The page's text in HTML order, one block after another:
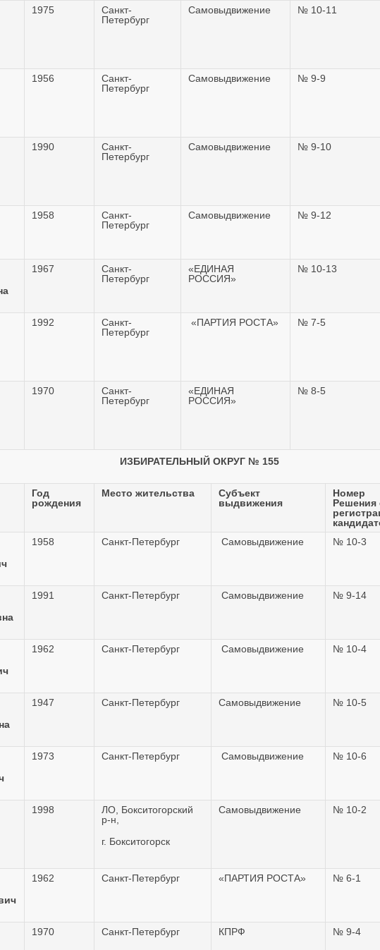
1975
Санкт-
Петербург
Самовыдвижение № 10-11
1956
Санкт-
Петербург
Самовыдвижение № 9-9
1990
Санкт-
Петербург
Самовыдвижение № 9-10
1958
Санкт-
Петербург
Самовыдвижение № 9-12
1967
Санкт-
Петербург
«ЕДИНАЯ
РОССИЯ»
№ 10-13
1992
Санкт-
Петербург
«ПАРТИЯ РОСТА» № 7-5
1970
Санкт-
Петербург
«ЕДИНАЯ
РОССИЯ»
№ 8-5
ИЗБИРАТЕЛЬНЫЙ ОКРУГ № 155
Год
рождения
Место жительства
Субъект
выдвижения
Номер
Решения
1958 Санкт-Петербург Самовыдвижение № 10-3
1991 Санкт-Петербург Самовыдвижение № 9-14
1962 Санкт-Петербург Самовыдвижение № 10-4
1947 Санкт-Петербург Самовыдвижение № 10-5
1973 Санкт-Петербург Самовыдвижение № 10-6
1998
ЛО, Бокситогорский
р-н,
г. Бокситогорск
Самовыдвижение № 10-2
1962 Санкт-Петербург «ПАРТИЯ РОСТА» № 6-1
1970 Санкт-Петербург КПРФ № 9-4